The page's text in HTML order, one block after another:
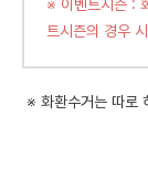
※ 이벤트시즌 :
트시즌의 경우
※ 화환수거는 따로